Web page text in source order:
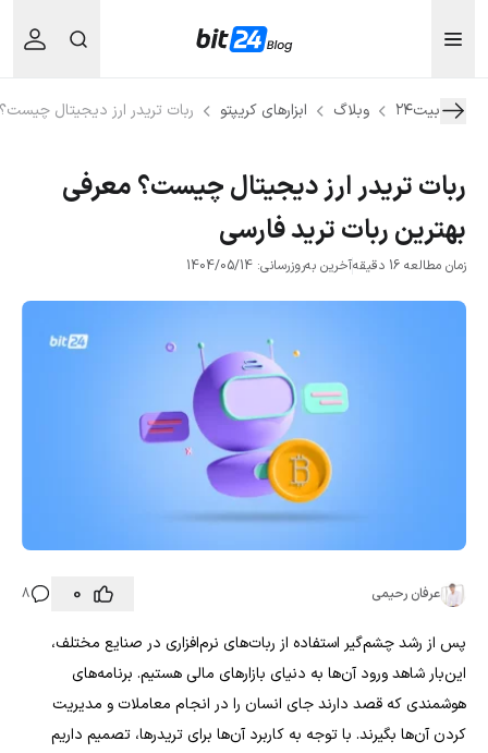
بیت۲۴ وبلاگ ابزارهای کریپتو ربات تریدر ارز دیجیتال
ربات تریدر ارز دیجیتال چیست؟ معرفی
بهترین ربات ترید فارسی
زمان مطالعه 16 دقیقه آخرین به‌روزرسانی: 1404/05/14
عرفان رحیمی 0
8
پس از رشد چشم‌گیر استفاده از ربات‌های نرم‌افزاری در صنایع مختلف،
این‌بار شاهد ورود آن‌ها به دنیای بازارهای مالی هستیم. برنامه‌های
هوشمندی که قصد دارند جای انسان را در انجام معاملات و مدیریت
کردن آن‌ها بگیرند. با توجه به کاربرد آن‌ها برای تریدرها، تصمیم داریم